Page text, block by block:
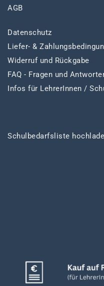
AGB
Datenschutz
Liefer- &
Widerruf und Rückgabe
FAQ - Fragen und
Infos für LehrerInnen /
Schulbedarfsliste